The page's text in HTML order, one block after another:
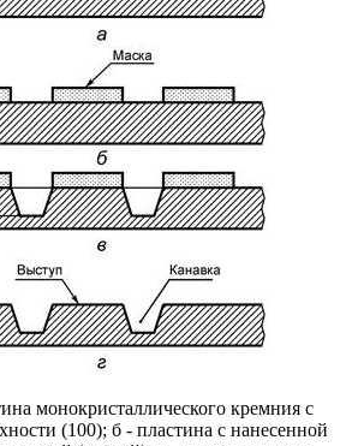
монокристаллического кремния с
(100); б - пластина с нанесенной